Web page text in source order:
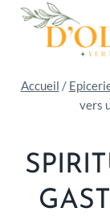
Aller
Accueil /
vers